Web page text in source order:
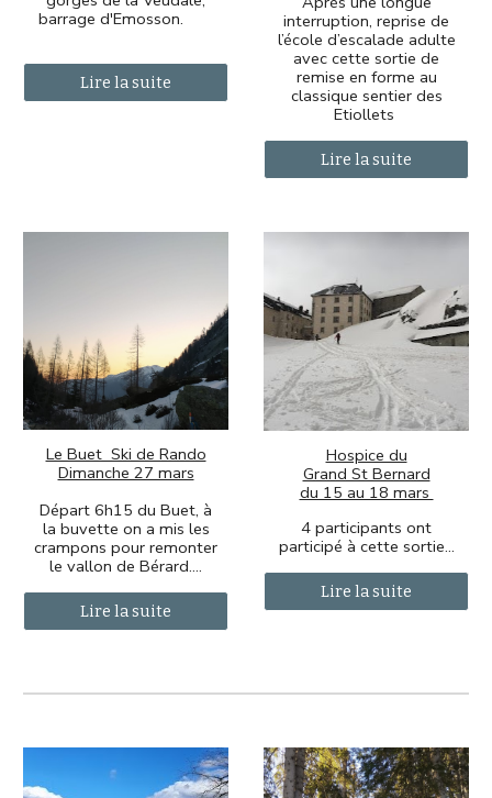
barrage d'Emosson.
Lire la suite
interruption, reprise de
l’école d’escalade adulte
avec cette sortie de
remise en forme au
classique sentier des
Etiollets
Lire la suite
Le Buet Ski de Rando
Dimanche 27 mars
Départ 6h15 du Buet, à
la buvette on a mis les
crampons pour remonter
le vallon de Bérard....
Lire la suite
Hospice du
Grand St Bernard
du 15 au 18 mars
4 participants ont
participé à cette sortie...
Lire la suite